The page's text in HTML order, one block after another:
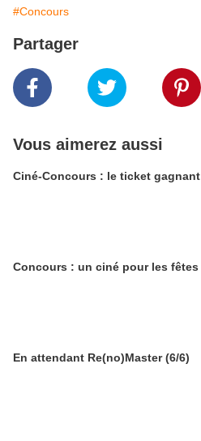
#Concours
Partager
Vous aimerez aussi
Ciné-Concours : le ticket gagnant
Concours : un ciné pour les fêtes
En attendant Re(no)Master (6/6)